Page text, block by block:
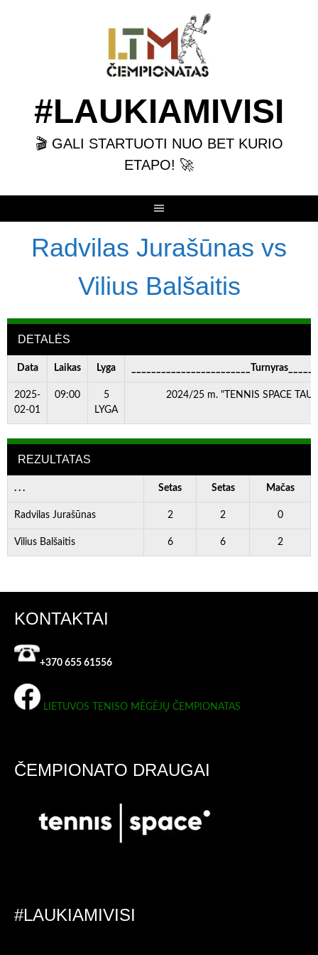
#LAUKIAMIVISI
🎬 GALI STARTUOTI NUO BET KURIO
ETAPO! 🚀
Radvilas Jurašūnas vs
Vilius Balšaitis
DETALĖS
Data Laikas Lyga
2025-
02-01
09:00
5
LYGA
2024/25 m. "TENNIS SPACE
REZULTATAS
. . . Setas Setas Mačas
Radvilas Jurašūnas 2 2 0
Vilius Balšaitis 6 6 2
KONTAKTAI
+370 655 61556
LIETUVOS TENISO MĖGĖJŲ ČEMPIONATAS
ČEMPIONATO DRAUGAI
#LAUKIAMIVISI